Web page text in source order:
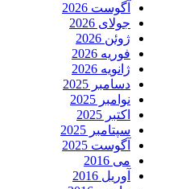
آگوست 2026
جولای 2026
ژوئن 2026
فوریه 2026
ژانویه 2026
دسامبر 2025
نوامبر 2025
اکتبر 2025
سپتامبر 2025
آگوست 2025
می 2016
آوریل 2016